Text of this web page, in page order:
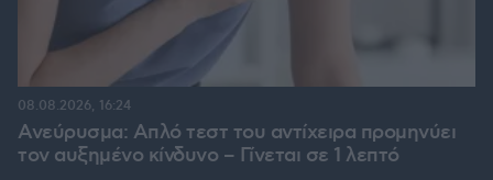
Ανεύρυσμα: Απλό τεστ του αντίχειρα προμηνύει
τον αυξημένο κίνδυνο – Γίνεται σε 1 λεπτό
08.08.2026, 16:24